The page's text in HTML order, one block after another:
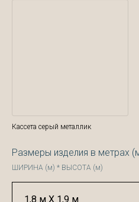
Кассета серый металлик
Размеры изделия в метрах
ШИРИНА (м) * ВЫСОТА (м)